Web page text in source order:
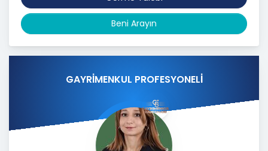
Beni Arayın
GAYRİMENKUL PROFESYONELİ